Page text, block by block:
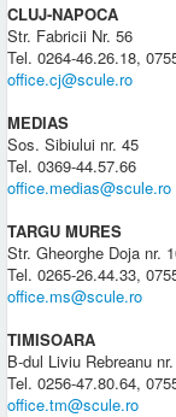
CLUJ-NAPOCA
Str. Fabricii Nr. 56
Tel. 0264-46.26.18,
office.cj@scule.ro
MEDIAS
Sos. Sibiului nr. 45
Tel. 0369-44.57.66
office.medias@scule.ro
TARGU MURES
Str. Gheorghe Doja nr.
Tel. 0265-26.44.33,
office.ms@scule.ro
TIMISOARA
B-dul Liviu Rebreanu
Tel. 0256-47.80.64,
office.tm@scule.ro